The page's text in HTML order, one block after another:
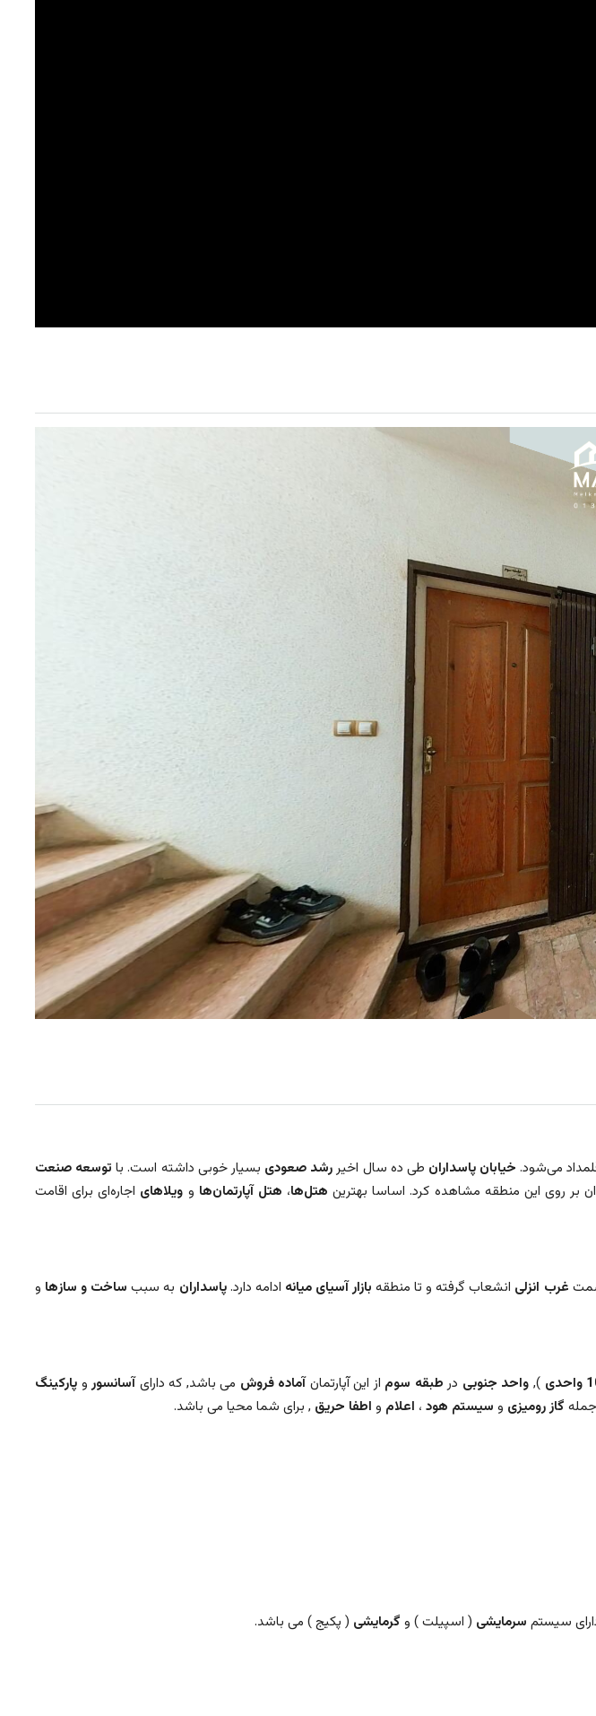
می‌شود. خیابان پاسداران طی ده سال اخیررشد صعودی بسیار خوبی داشته است. با توسعه صنعت
بر روی این منطقه مشاهده کرد. اساسا بهترین هتل‌ها، هتل آپارتمان‌ها و ویلاهای اجاره‌ای برای اقامت
غرب انزلی انشعاب گرفته و تا منطقه بازار آسیای میانه ادامه دارد.پاسداران به سبب ساخت و ساز‌ها و
), واحد جنوبی درطبقه سوم از این آپارتمانآماده فروش می باشد, که دارایآسانسورو پارکینگ
جمله گاز رومیزی و سیستم هود ، اعلام و اطفا حریق , برای شما محیا می باشد.
سیستم سرمایشی ( اسپیلت ) و گرمایشی ( پکیج ) می باشد.